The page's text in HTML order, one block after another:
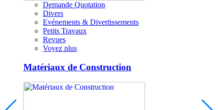
Demande Quotation
Divers
Evénements & Divertissements
Petits Travaux
Revues
Voyez plus
Matériaux de Construction